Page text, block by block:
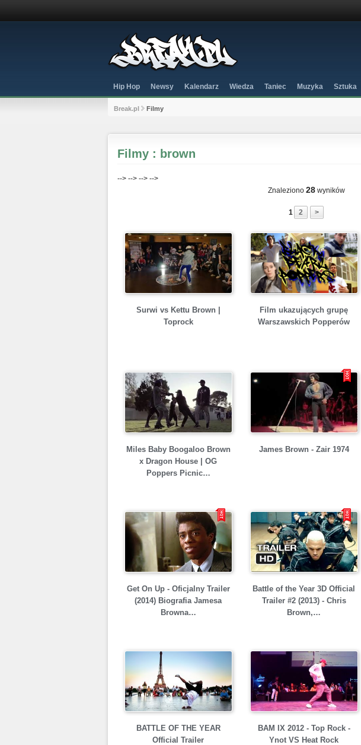
Hip Hop Newsy Kalendarz Wiedza Taniec Muzyka Sztuka
Break.pl Filmy
Filmy : brown
--> --> --> -->
Znaleziono 28 wyników
1 2 >
Surwi vs Kettu Brown |
Toprock
Film ukazujących grupę
Warszawskich Popperów
Miles Baby Boogaloo Brown
x Dragon House | OG
Poppers Picnic…
James Brown - Zair 1974
Get On Up - Oficjalny Trailer
(2014) Biografia Jamesa
Browna…
Battle of the Year 3D Official
Trailer #2 (2013) - Chris
Brown,…
BATTLE OF THE YEAR
Official Trailer
BAM IX 2012 - Top Rock -
Ynot VS Heat Rock